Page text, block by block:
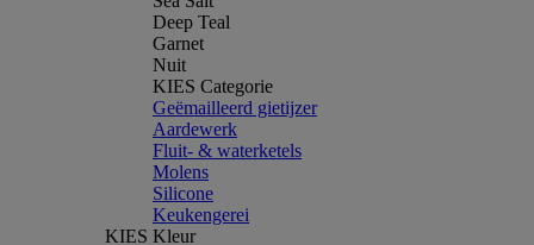
Deep Teal
Garnet
Nuit
KIES Categorie
Geëmailleerd gietijzer
Aardewerk
Fluit- & waterketels
Molens
Silicone
Keukengerei
KIES Kleur